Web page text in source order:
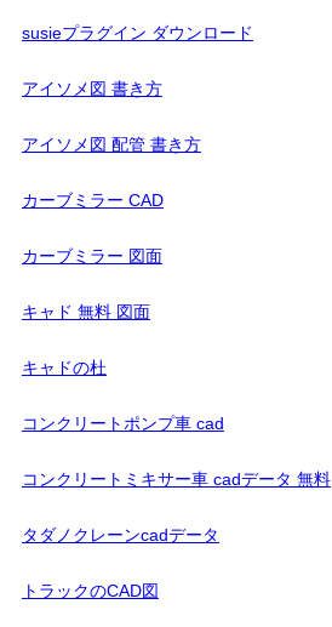
susieプラグイン ダウンロード
アイソメ図 書き方
アイソメ図 配管 書き方
カーブミラー CAD
カーブミラー 図面
キャド 無料 図面
キャドの杜
コンクリートポンプ車 cad
コンクリートミキサー車 cadデータ 無料
タダノクレーンcadデータ
トラックのCAD図